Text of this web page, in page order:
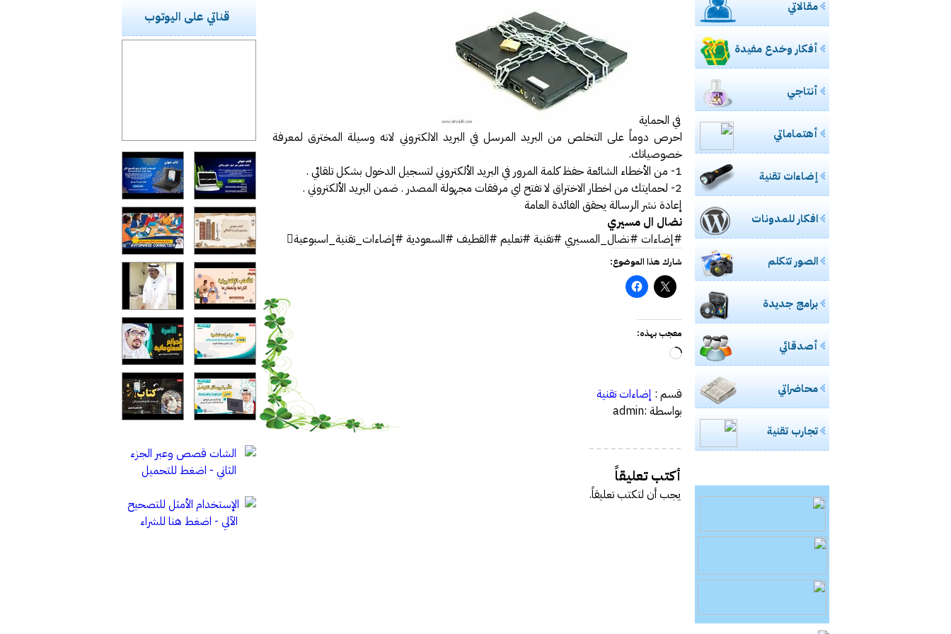
مشاركتي بصحيفة عكاظ حول اختراق موقع أرامكو
ورشة عمل بخصوص درس المناعة .
خفايا النت والإدمان الإلكتروني
مادة محاضرة أمن المعلومات وأمن الأسرة
للسيدات.. ال مسيري يقدم محاضرة في أمن المعلومات
حالياً بصدد الحصول على دورة +Security
طالبتان سعوديتان سفيرتان لـ «جوجل»
مدونة حبيب اليوسف
مدونة الأخصائي النفسي فيصل العيجان قريباً .
إغلاق “فيس بوك” نهائيا في 15 مارس القادم حقيقة ام خيال !!!
تعرف على مصمم شعارات قوقل الجميلة‏
تجربتي في الإنترنت بواسطة الكهرباء
مقالاتي
أفكار وخدع مفيدة
أنتاجي
أهتماماتي
إضاءات تقنية
افكار للمدونات
الصور تتكلم
برامج جديدة
أصدقائي
محاضراتي
تجارب تقنية
قناتي على اليوتوب
في الحماية
احرص دوماً على التخلص من البريد المرسل في البريد الالكتروني لانه وسيلة المخترق لمعرفة
خصوصياتك.
1- من الأخطاء الشائعة حفظ كلمة المرور في البريد الألكتروني لتسجيل الدخول بشكل تلقائي .
2- لحمايتك من اخطار الاختراق لا تفتح اي مرفقات مجهولة المصدر . ضمن البريد الألكتروني .
إعادة نشر الرسالة يحقق الفائدة العامة
نضال ال مسيري
#إضاءات #نضال_المسيري #تقنية #تعليم #القطيف #السعودية #إضاءات_تقنية_اسبوعية
شارك هذا الموضوع:
معجب بهذه:
جاري
قسم : إضاءات تقنية
بواسطة :admin
أكتب تعليقاً
يجب أن لتكتب تعليقاً.